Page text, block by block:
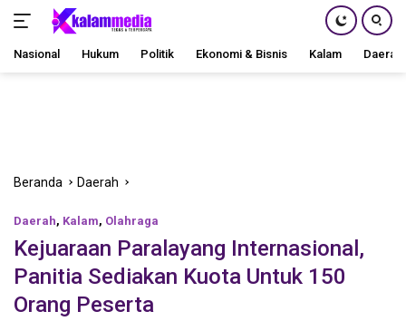
Nasional Hukum Politik Ekonomi & Bisnis Kalam Daerah
Beranda Daerah
Daerah, Kalam, Olahraga
Kejuaraan Paralayang Internasional,
Panitia Sediakan Kuota Untuk 150
Orang Peserta